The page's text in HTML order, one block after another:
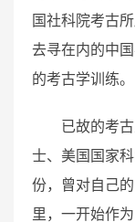
国社科院考古
去寻在内的中
的考古学训练。
已故的考
士、美国国家
份，曾对自己
里，一开始作